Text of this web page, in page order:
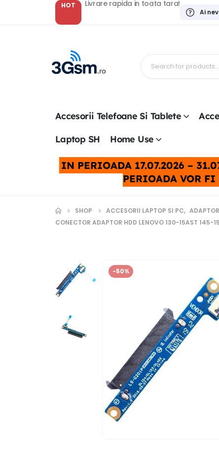
HOT Livrare rapida in toata tara!
Ai
Accesorii Telefoane Si Tablete
Laptop SH Home Use
IN PERIOADA 17.07.2026 –
PERIOADA VOR FI
SHOP ACCESORII LAPTOP SI PC,
CONECTOR ADAPTOR HDD LENOVO 130-15AST
-50%